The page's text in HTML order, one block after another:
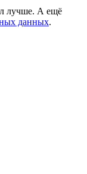
лучше. А ещё
данных.